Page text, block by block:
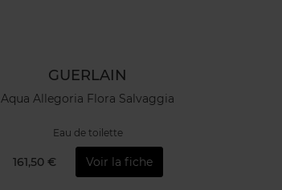
GUERLAIN
Aqua Allegoria Flora Salvaggia
Eau de toilette
161,50 € Voir la fiche